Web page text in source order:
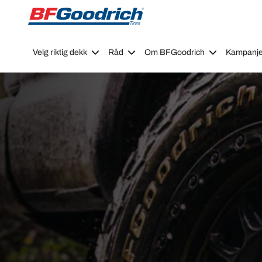
Go to page content Go to page navigation
Velg riktig dekk Råd Om BFGoodrich